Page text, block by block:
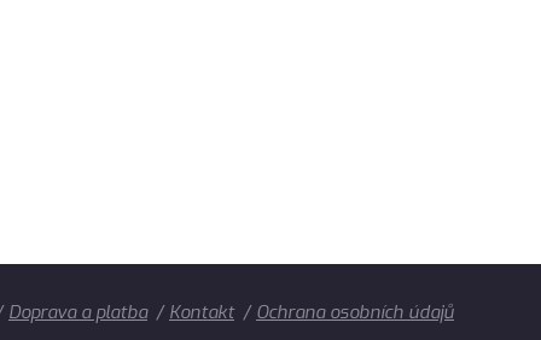
Doprava a platba Kontakt Ochrana osobních údajů